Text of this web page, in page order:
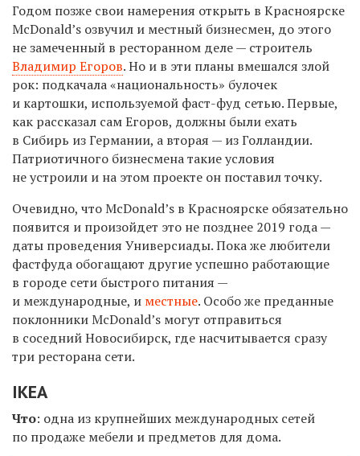
Годом позже свои намерения открыть в Красноярске
McDonald’s озвучил и местный бизнесмен, до этого
не замеченный в ресторанном деле — строитель
Владимир Егоров. Но и в эти планы вмешался злой
рок: подкачала «национальность» булочек
и картошки, используемой фаст-фуд сетью. Первые,
как рассказал сам Егоров, должны были ехать
в Сибирь из Германии, а вторая — из Голландии.
Патриотичного бизнесмена такие условия
не устроили и на этом проекте он поставил точку.
Очевидно, что McDonald’s в Красноярске обязательно
появится и произойдет это не позднее 2019 года —
даты проведения Универсиады. Пока же любители
фастфуда обогащают другие успешно работающие
в городе сети быстрого питания —
и международные, и местные. Особо же преданные
поклонники McDonald’s могут отправиться
в соседний Новосибирск, где насчитывается сразу
три ресторана сети.
IKEA
Что: одна из крупнейших международных сетей
по продаже мебели и предметов для дома.